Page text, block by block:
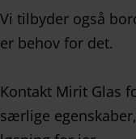
Vi tilbyder også
er behov for det.
Kontakt Mirit Glas
særlige